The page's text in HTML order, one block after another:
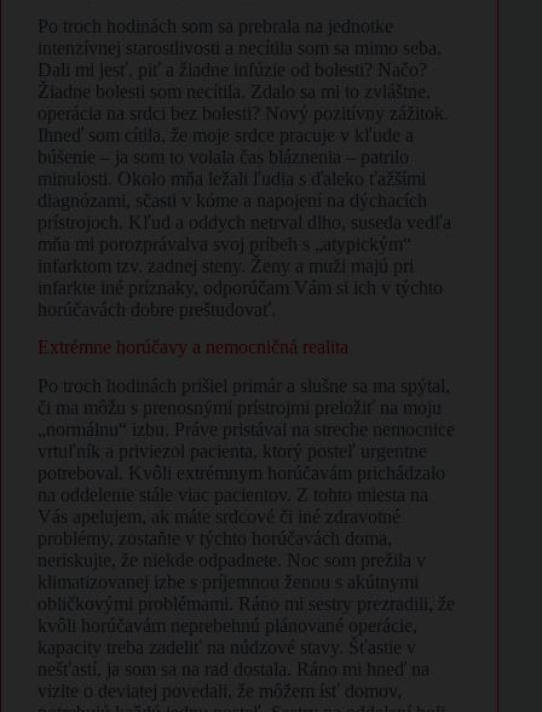
Po troch hodinách som sa prebrala na jednotke
intenzívnej starostlivosti a necítila som sa mimo seba.
Dali mi jesť, piť a žiadne infúzie od bolesti? Načo?
Žiadne bolesti som necítila. Zdalo sa mi to zvláštne,
operácia na srdci bez bolesti? Nový pozitívny zážitok.
Ihneď som cítila, že moje srdce pracuje v kľude a
búšenie – ja som to volala čas bláznenia – patrilo
minulosti. Okolo mňa ležali ľudia s ďaleko ťažšími
diagnózami, sčasti v kóme a napojení na dýchacích
prístrojoch. Kľud a oddych netrval dlho, suseda vedľa
mňa mi porozprávalva svoj príbeh s „atypickým“
infarktom tzv. zadnej steny. Ženy a muži majú pri
infarkte iné príznaky, odporúčam Vám si ich v týchto
horúčavách dobre preštudovať.
Extrémne horúčavy a nemocničná realita
Po troch hodinách prišiel primár a slušne sa ma spýtal,
či ma môžu s prenosnými prístrojmi preložiť na moju
„normálnu“ izbu. Práve pristával na streche nemocnice
vrtuľník a priviezol pacienta, ktorý posteľ urgentne
potreboval. Kvôli extrémnym horúčavám prichádzalo
na oddelenie stále viac pacientov. Z tohto miesta na
Vás apelujem, ak máte srdcové či iné zdravotné
problémy, zostaňte v týchto horúčavách doma,
neriskujte, že niekde odpadnete. Noc som prežila v
klimatizovanej izbe s príjemnou ženou s akútnymi
obličkovými problémami. Ráno mi sestry prezradili, že
kvôli horúčavám neprebehnú plánované operácie,
kapacity treba zadeliť na núdzové stavy. Šťastie v
nešťastí, ja som sa na rad dostala. Ráno mi hneď na
vizite o deviatej povedali, že môžem ísť domov,